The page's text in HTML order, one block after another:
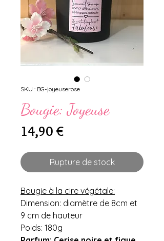
SKU : BG-joyeuserose
Bougie: Joyeuse
14,90 €Prix
Rupture de stock
Bougie à la cire végétale:
Dimension: diamètre de 8cm et
9 cm de hauteur
Poids: 180g